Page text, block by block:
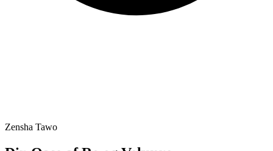
Zensha Tawo